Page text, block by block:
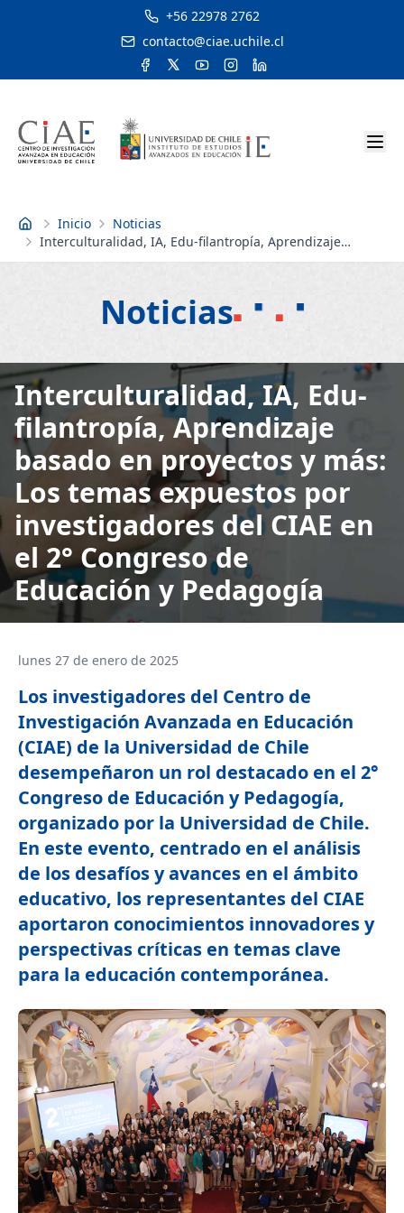
+56 22978 2762
contacto@ciae.uchile.cl
Inicio Inicio
Noticias
Interculturalidad, IA, Edu-filantropía, Aprendizaje
basado en proyectos y más: Los temas expuestos por
Noticias
Interculturalidad, IA, Edu-
filantropía, Aprendizaje
basado en proyectos y más:
Los temas expuestos por
investigadores del CIAE en
el 2° Congreso de
Educación y Pedagogía
lunes 27 de enero de 2025
Los investigadores del Centro de
Investigación Avanzada en Educación
(CIAE) de la Universidad de Chile
desempeñaron un rol destacado en el 2°
Congreso de Educación y Pedagogía,
organizado por la Universidad de Chile.
En este evento, centrado en el análisis
de los desafíos y avances en el ámbito
educativo, los representantes del CIAE
aportaron conocimientos innovadores y
perspectivas críticas en temas clave
para la educación contemporánea.